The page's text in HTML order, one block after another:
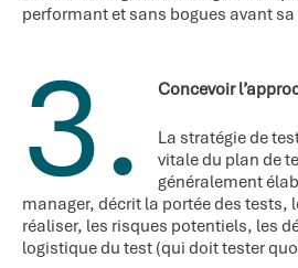
performant et sans bogues avant
3. Concevoir
La stratégie de
vitale du plan de
généralement
manager, décrit la portée des tests,
réaliser, les risques potentiels, les
logistique du test (qui doit tester